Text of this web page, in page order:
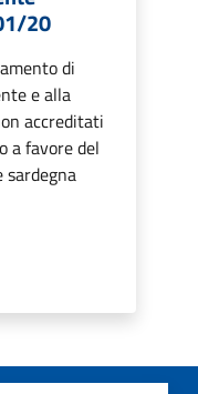
20
di
e alla
accreditati
a favore del